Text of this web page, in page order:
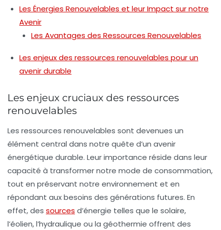
Les Énergies Renouvelables et leur Impact sur notre
Avenir
Les Avantages des Ressources Renouvelables
Les enjeux des ressources renouvelables pour un
avenir durable
Les enjeux cruciaux des ressources
renouvelables
Les ressources renouvelables sont devenues un
élément central dans notre quête d’un avenir
énergétique durable. Leur importance réside dans leur
capacité à transformer notre mode de consommation,
tout en préservant notre environnement et en
répondant aux besoins des générations futures. En
effet, des sources d’énergie telles que le solaire,
l’éolien, l’hydraulique ou la géothermie offrent des